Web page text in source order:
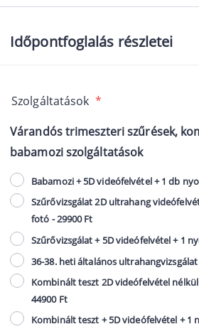
Időpontfoglalás részletei
Szolgáltatások *
Várandós trimeszteri szűrések,
babamozi szolgáltatások
Babamozi + 5D videófelvétel + 1 db
Szűrővizsgálat 2D ultrahang
fotó - 29900 Ft
Szűrővizsgálat + 5D videófelvétel + 1
36-38. heti általános ultrahangvizsgálat
Kombinált teszt 2D videófelvétel
44900 Ft
Kombinált teszt + 5D videófelvétel +